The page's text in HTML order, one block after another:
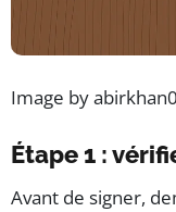
Image by
Étape 1 :
Avant de signer,